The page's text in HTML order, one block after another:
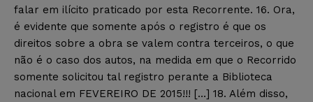
falar em ilícito praticado por esta Recorrente. 16. Ora,
é evidente que somente após o registro é que os
direitos sobre a obra se valem contra terceiros, o que
não é o caso dos autos, na medida em que o Recorrido
somente solicitou tal registro perante a Biblioteca
nacional em FEVEREIRO DE 2015!!! […] 18. Além disso,